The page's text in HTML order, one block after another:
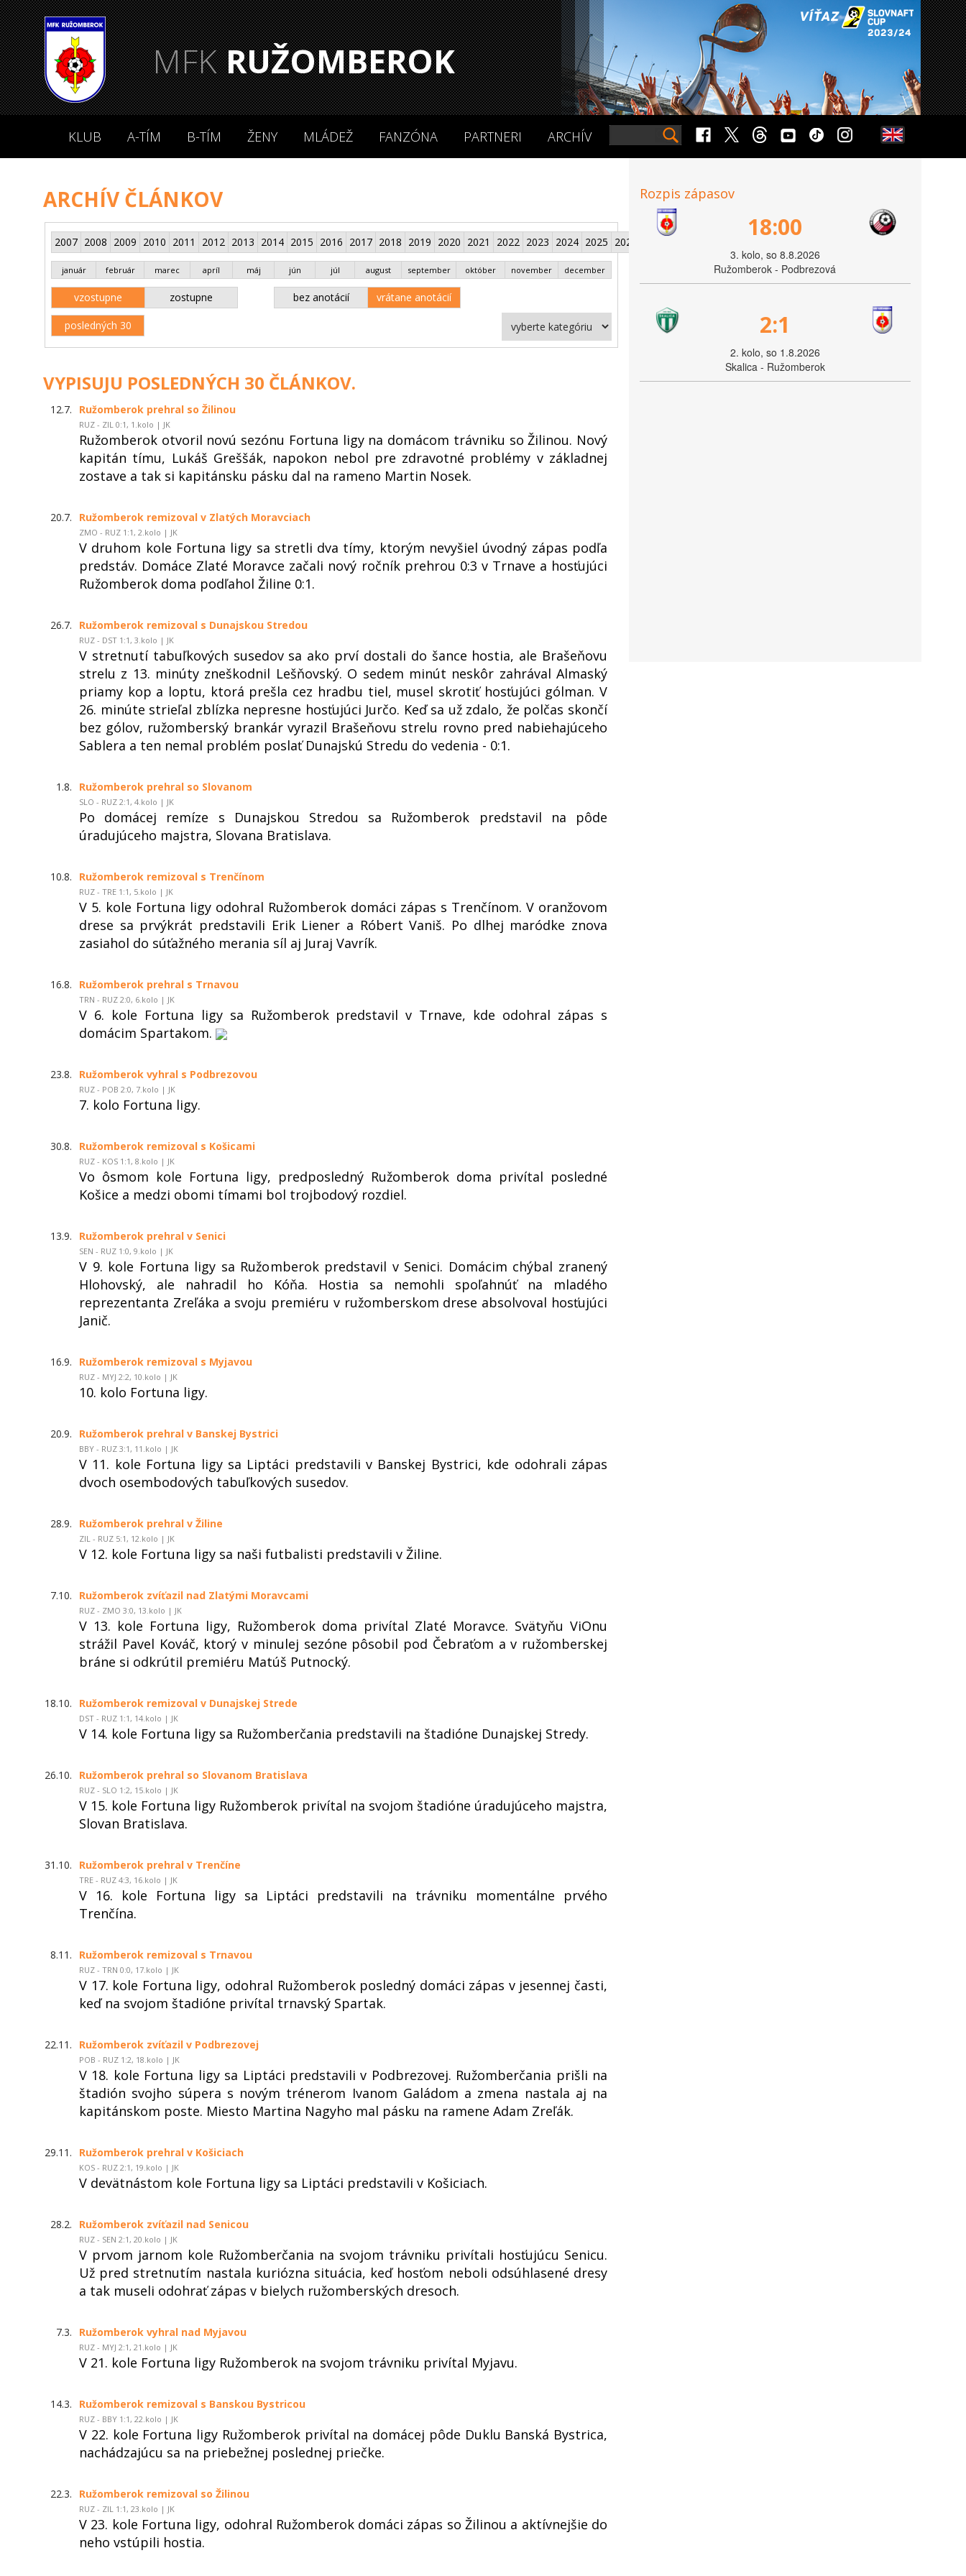
MFKRUŽOMBEROK
KLUB A-TÍM B-TÍM ŽENY MLÁDEŽ FANZÓNA PARTNERI ARCHÍV
ARCHÍV ČLÁNKOV
2007 2008 2009 2010 2011 2012 2013 2014 2015 2016 2017 2018 2019 2020 2021 2022 2023 2024 2025 2026
január február marec apríl máj jún júl august september október november december
vzostupne zostupne bez anotácií vrátane anotácií
posledných 30
VYPISUJU POSLEDNÝCH 30 ČLÁNKOV.
12.7. Ružomberok prehral so Žilinou
RUZ - ZIL 0:1, 1.kolo | JK
Ružomberok otvoril novú sezónu Fortuna ligy na domácom trávniku so Žilinou. Nový
kapitán tímu, Lukáš Greššák, napokon nebol pre zdravotné problémy v základnej
zostave a tak si kapitánsku pásku dal na rameno Martin Nosek.
20.7. Ružomberok remizoval v Zlatých Moravciach
ZMO - RUZ 1:1, 2.kolo | JK
V druhom kole Fortuna ligy sa stretli dva tímy, ktorým nevyšiel úvodný zápas podľa
predstáv. Domáce Zlaté Moravce začali nový ročník prehrou 0:3 v Trnave a hosťujúci
Ružomberok doma podľahol Žiline 0:1.
26.7. Ružomberok remizoval s Dunajskou Stredou
RUZ - DST 1:1, 3.kolo | JK
V stretnutí tabuľkových susedov sa ako prví dostali do šance hostia, ale Brašeňovu
strelu z 13. minúty zneškodnil Lešňovský. O sedem minút neskôr zahrával Almaský
priamy kop a loptu, ktorá prešla cez hradbu tiel, musel skrotiť hosťujúci gólman. V
26. minúte strieľal zblízka nepresne hosťujúci Jurčo. Keď sa už zdalo, že polčas skončí
bez gólov, ružomberský brankár vyrazil Brašeňovu strelu rovno pred nabiehajúceho
Sablera a ten nemal problém poslať Dunajskú Stredu do vedenia - 0:1.
1.8. Ružomberok prehral so Slovanom
SLO - RUZ 2:1, 4.kolo | JK
Po domácej remíze s Dunajskou Stredou sa Ružomberok predstavil na pôde
úradujúceho majstra, Slovana Bratislava.
10.8. Ružomberok remizoval s Trenčínom
RUZ - TRE 1:1, 5.kolo | JK
V 5. kole Fortuna ligy odohral Ružomberok domáci zápas s Trenčínom. V oranžovom
drese sa prvýkrát predstavili Erik Liener a Róbert Vaniš. Po dlhej maródke znova
zasiahol do súťažného merania síl aj Juraj Vavrík.
16.8. Ružomberok prehral s Trnavou
TRN - RUZ 2:0, 6.kolo | JK
V 6. kole Fortuna ligy sa Ružomberok predstavil v Trnave, kde odohral zápas s
domácim Spartakom.
23.8. Ružomberok vyhral s Podbrezovou
RUZ - POB 2:0, 7.kolo | JK
7. kolo Fortuna ligy.
30.8. Ružomberok remizoval s Košicami
RUZ - KOS 1:1, 8.kolo | JK
Vo ôsmom kole Fortuna ligy, predposledný Ružomberok doma privítal posledné
Košice a medzi obomi tímami bol trojbodový rozdiel.
13.9. Ružomberok prehral v Senici
SEN - RUZ 1:0, 9.kolo | JK
V 9. kole Fortuna ligy sa Ružomberok predstavil v Senici. Domácim chýbal zranený
Hlohovský, ale nahradil ho Kóňa. Hostia sa nemohli spoľahnúť na mladého
reprezentanta Zreľáka a svoju premiéru v ružomberskom drese absolvoval hosťujúci
Janič.
16.9. Ružomberok remizoval s Myjavou
RUZ - MYJ 2:2, 10.kolo | JK
10. kolo Fortuna ligy.
20.9. Ružomberok prehral v Banskej Bystrici
BBY - RUZ 3:1, 11.kolo | JK
V 11. kole Fortuna ligy sa Liptáci predstavili v Banskej Bystrici, kde odohrali zápas
dvoch osembodových tabuľkových susedov.
28.9. Ružomberok prehral v Žiline
ZIL - RUZ 5:1, 12.kolo | JK
V 12. kole Fortuna ligy sa naši futbalisti predstavili v Žiline.
7.10. Ružomberok zvíťazil nad Zlatými Moravcami
RUZ - ZMO 3:0, 13.kolo | JK
V 13. kole Fortuna ligy, Ružomberok doma privítal Zlaté Moravce. Svätyňu ViOnu
strážil Pavel Kováč, ktorý v minulej sezóne pôsobil pod Čebraťom a v ružomberskej
bráne si odkrútil premiéru Matúš Putnocký.
18.10. Ružomberok remizoval v Dunajskej Strede
DST - RUZ 1:1, 14.kolo | JK
V 14. kole Fortuna ligy sa Ružomberčania predstavili na štadióne Dunajskej Stredy.
26.10. Ružomberok prehral so Slovanom Bratislava
RUZ - SLO 1:2, 15.kolo | JK
V 15. kole Fortuna ligy Ružomberok privítal na svojom štadióne úradujúceho majstra,
Slovan Bratislava.
31.10. Ružomberok prehral v Trenčíne
TRE - RUZ 4:3, 16.kolo | JK
V 16. kole Fortuna ligy sa Liptáci predstavili na trávniku momentálne prvého
Trenčína.
8.11. Ružomberok remizoval s Trnavou
RUZ - TRN 0:0, 17.kolo | JK
V 17. kole Fortuna ligy, odohral Ružomberok posledný domáci zápas v jesennej časti,
keď na svojom štadióne privítal trnavský Spartak.
22.11. Ružomberok zvíťazil v Podbrezovej
POB - RUZ 1:2, 18.kolo | JK
V 18. kole Fortuna ligy sa Liptáci predstavili v Podbrezovej. Ružomberčania prišli na
štadión svojho súpera s novým trénerom Ivanom Galádom a zmena nastala aj na
kapitánskom poste. Miesto Martina Nagyho mal pásku na ramene Adam Zreľák.
29.11. Ružomberok prehral v Košiciach
KOS - RUZ 2:1, 19.kolo | JK
V devätnástom kole Fortuna ligy sa Liptáci predstavili v Košiciach.
28.2. Ružomberok zvíťazil nad Senicou
RUZ - SEN 2:1, 20.kolo | JK
V prvom jarnom kole Ružomberčania na svojom trávniku privítali hosťujúcu Senicu.
Už pred stretnutím nastala kuriózna situácia, keď hosťom neboli odsúhlasené dresy
a tak museli odohrať zápas v bielych ružomberských dresoch.
7.3. Ružomberok vyhral nad Myjavou
RUZ - MYJ 2:1, 21.kolo | JK
V 21. kole Fortuna ligy Ružomberok na svojom trávniku privítal Myjavu.
14.3. Ružomberok remizoval s Banskou Bystricou
RUZ - BBY 1:1, 22.kolo | JK
V 22. kole Fortuna ligy Ružomberok privítal na domácej pôde Duklu Banská Bystrica,
nachádzajúcu sa na priebežnej poslednej priečke.
22.3. Ružomberok remizoval so Žilinou
RUZ - ZIL 1:1, 23.kolo | JK
V 23. kole Fortuna ligy, odohral Ružomberok domáci zápas so Žilinou a aktívnejšie do
neho vstúpili hostia.
Rozpis zápasov
18:00
3. kolo, so 8.8.2026
Ružomberok - Podbrezová
2:1
2. kolo, so 1.8.2026
Skalica - Ružomberok